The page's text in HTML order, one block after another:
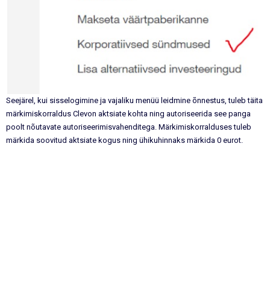
Seejärel, kui sisselogimine ja vajaliku menüü leidmine õnnestus, tuleb täita
märkimiskorraldus Clevon aktsiate kohta ning autoriseerida see panga
poolt nõutavate autoriseerimisvahenditega. Märkimiskorralduses tuleb
märkida soovitud aktsiate kogus ning ühikuhinnaks märkida 0 eurot.